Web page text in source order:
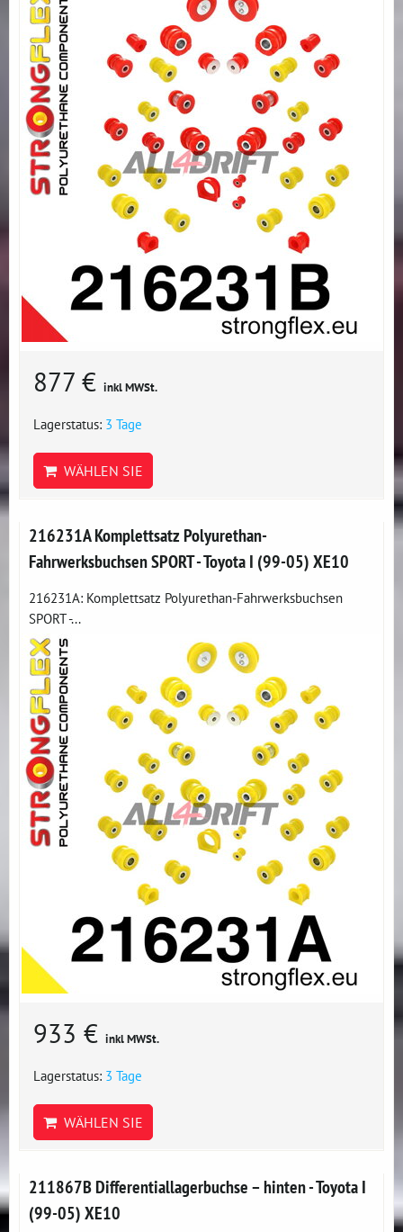
877 € inkl MWSt.
Lagerstatus: 3 Tage
WÄHLEN SIE
216231A Komplettsatz Polyurethan-
Fahrwerksbuchsen SPORT - Toyota I (99-05) XE10
216231A: Komplettsatz Polyurethan-Fahrwerksbuchsen
SPORT -...
933 € inkl MWSt.
Lagerstatus: 3 Tage
WÄHLEN SIE
211867B Differentiallagerbuchse – hinten - Toyota I
(99-05) XE10